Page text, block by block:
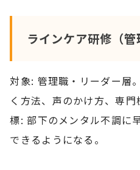
ラインケア研修（管
対象: 管理職・リーダー層
く方法、声のかけ方、専
標: 部下のメンタル不調に
できるようになる。